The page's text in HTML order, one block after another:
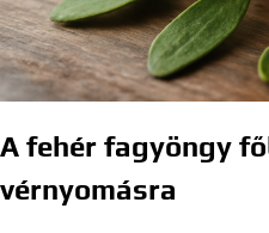
A fehér fagyöngy
vérnyomásra